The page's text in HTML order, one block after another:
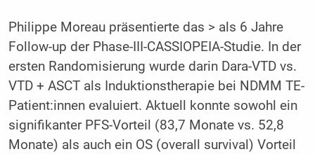
Philippe Moreau präsentierte das > als 6 Jahre
Follow-up der Phase-III-CASSIOPEIA-Studie. In der
ersten Randomisierung wurde darin Dara-VTD vs.
VTD + ASCT als Induktionstherapie bei NDMM TE-
Patient:innen evaluiert. Aktuell konnte sowohl ein
signifikanter PFS-Vorteil (83,7 Monate vs. 52,8
Monate) als auch ein OS (overall survival) Vorteil